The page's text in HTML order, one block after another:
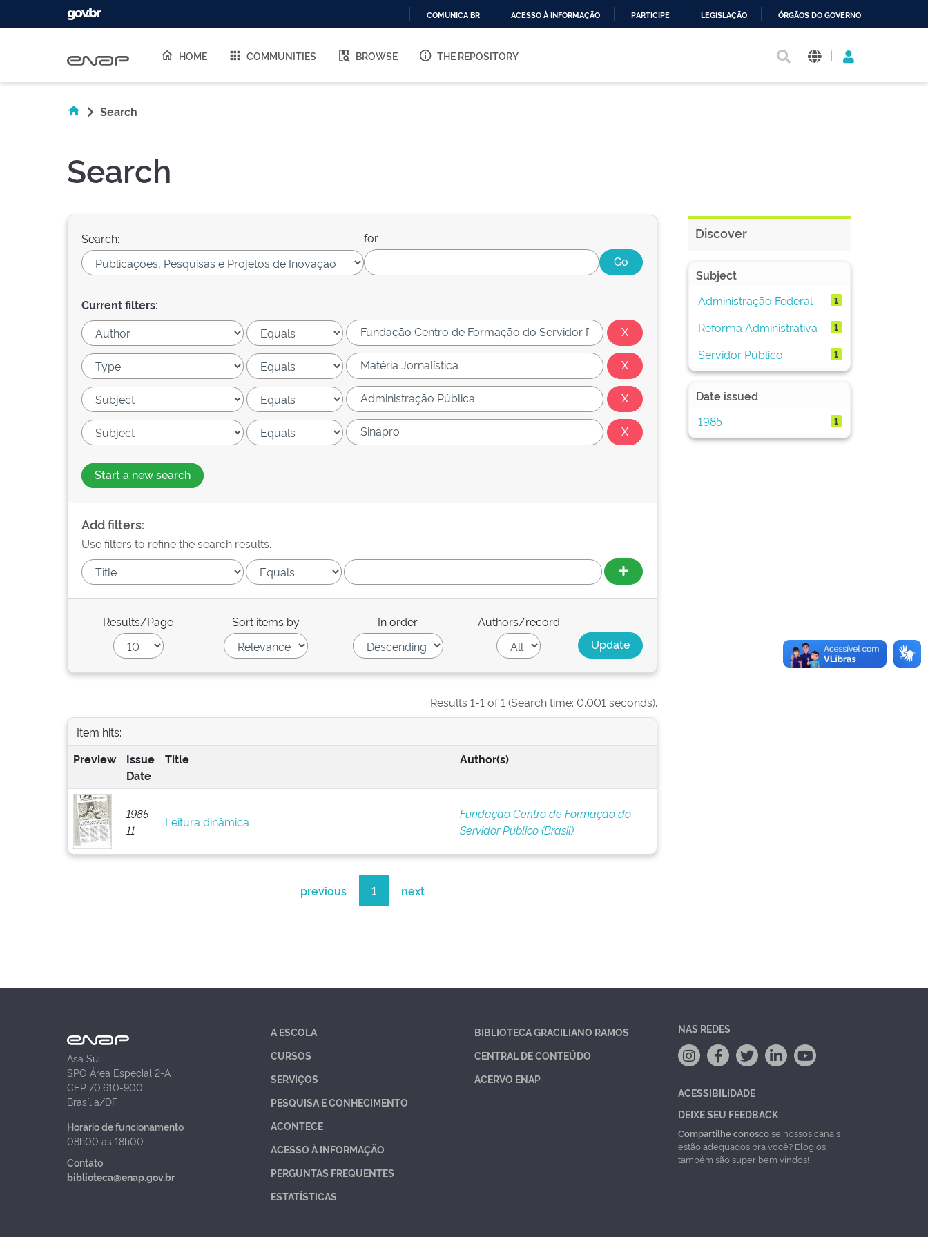
O
COMUNICA BR ACESSO À INFORMAÇÃO PARTICIPE LEGISLAÇÃO ÓRGÃOS DO GOVERNO
HOME COMMUNITIES BROWSE THE REPOSITORY |
Search
Search
Search: for
Current filters:
Start a new search
Add filters:
Use filters to refine the search results.
Results/Page Sort items by In order Authors/record
Results 1-1 of 1 (Search time: 0.001 seconds).
Item hits:
Preview
Issue
Date
Title Author(s)
1985-
11
Leitura dinâmica
Fundação Centro de Formação do
Servidor Público (Brasil)
previous 1 next
Discover
Subject
Administração Federal
1
Reforma Administrativa 1
Servidor Público 1
Date issued
1985
1
Asa Sul
SPO Área Especial 2-A
CEP 70.610-900
Brasília/DF
Horário de funcionamento
08h00 às 18h00
Contato
biblioteca@enap.gov.br
A ESCOLA
CURSOS
SERVIÇOS
PESQUISA E CONHECIMENTO
ACONTECE
ACESSO À INFORMAÇÃO
PERGUNTAS FREQUENTES
ESTATÍSTICAS
BIBLIOTECA GRACILIANO RAMOS
CENTRAL DE CONTEÚDO
ACERVO ENAP
NAS REDES
ACESSIBILIDADE
DEIXE SEU FEEDBACK
Compartilhe conoscose nossos canais
estão adequados pra você? Elogios
também são super bem vindos!